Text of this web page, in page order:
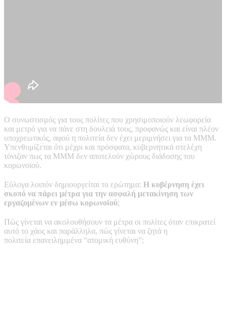
Ο συνωστισμός για τους πολίτες που χρησιμοποιούν λεωφορεία
και μετρό για να πάνε στη δουλειά τους, προφανώς και είναι πλέον
υποχρεωτικός, αφού η πολιτεία δεν έχει μεριμνήσει για τα ΜΜΜ.
Υπενθυμίζεται ότι μέχρι και πρόσφατα, κυβερνητικά στελέχη
τόνιζαν πως τα ΜΜΜ δεν αποτελούν χώρους διάδοσης του
κορωνοϊού.
Εύλογα λοιπόν δημιουργείται το ερώτημα: Η κυβέρνηση έχει
σκοπό να πάρει μέτρα για την ασφαλή μετακίνηση των
εργαζομένων εν μέσω κορωνοϊού;
Πώς γίνεται να ακολουθήσουν τα μέτρα οι πολίτες όταν επικρατεί
αυτό το χάος και παράλληλα, πώς γίνεται να ζητά η
πολιτεία επανειλημμένα “ατομική ευθύνη”;